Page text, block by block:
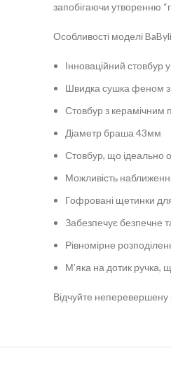
запобігаючи утворенню
Особливості моделі
Інноваційний стовбур
Швидка сушка феном з
Стовбур з керамічним
Діаметр браша 43мм
Стовбур, що ідеально
Можливість
Гофровані щетинки
Забезпечує безпечне
Рівномірне
М’яка на дотик ручка,
Відчуйте неперевершену